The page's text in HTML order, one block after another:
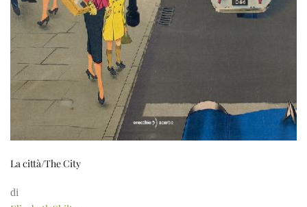
La città/The City
di